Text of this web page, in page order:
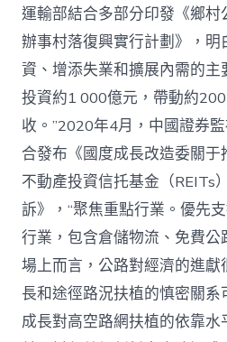
運輸部結合多部分印發《鄉
辦事村落復興實行計劃》，明
資、增添失業和擴展內需的主
投資約1 000億元，帶動約
收。”2020年4月，中國證券
合發布《國度成長改造委關
不動產投資信托基金（REITs
訴》，“聚焦重點行業。優先
行業，包含倉儲物流、免費公
場上而言，公路對經濟的進
長和途徑路況扶植的慎密關
成長對高空路網扶植的依靠